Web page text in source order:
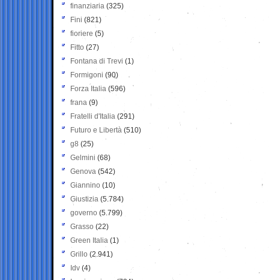
finanziaria (325)
Fini (821)
fioriere (5)
Fitto (27)
Fontana di Trevi (1)
Formigoni (90)
Forza Italia (596)
frana (9)
Fratelli d'Italia (291)
Futuro e Libertà (510)
g8 (25)
Gelmini (68)
Genova (542)
Giannino (10)
Giustizia (5.784)
governo (5.799)
Grasso (22)
Green Italia (1)
Grillo (2.941)
Idv (4)